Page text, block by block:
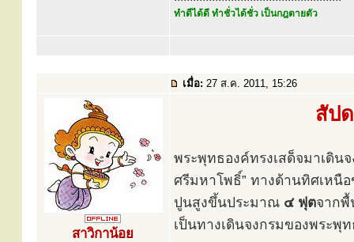
ทำดีได้ดี ทำชั่วได้ชั่ว เป็นกฎตายตัว
เมื่อ: 27 ส.ค. 2011, 15:26
สาวิกาน้อย
สัป
พระพุทธองค์ทรงเสด็จมาเดิน
ศรีมหาโพธิ์” ทางด้านทิศเหนื
ปูนสูงขึ้นประมาณ ๔ ฟุตจาก
เป็นทางเดินจงกรมของพระพุท